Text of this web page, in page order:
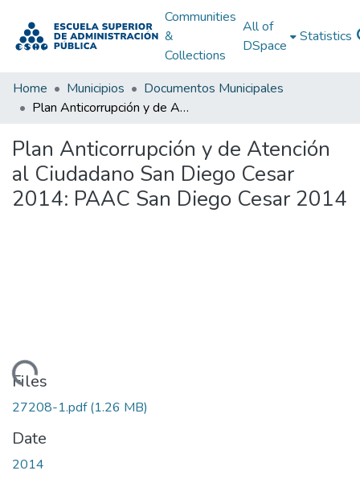
Communities
&
Collections
All of
DSpace
Statistics
Home Municipios
Documentos Municipales
Plan Anticorrupción y de Atención al Ciudadano San Diego Cesar 2014: PAAC San Diego Cesar 2014
Plan Anticorrupción y de Atención
al Ciudadano San Diego Cesar
2014: PAAC San Diego Cesar 2014
Loading...
Files
27208-1.pdf(1.26 MB)
Date
2014